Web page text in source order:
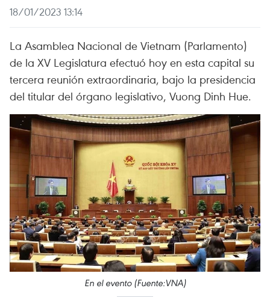
18/01/2023 13:14
La Asamblea Nacional de Vietnam (Parlamento)
de la XV Legislatura efectuó hoy en esta capital su
tercera reunión extraordinaria, bajo la presidencia
del titular del órgano legislativo, Vuong Dinh Hue.
En el evento (Fuente:VNA)